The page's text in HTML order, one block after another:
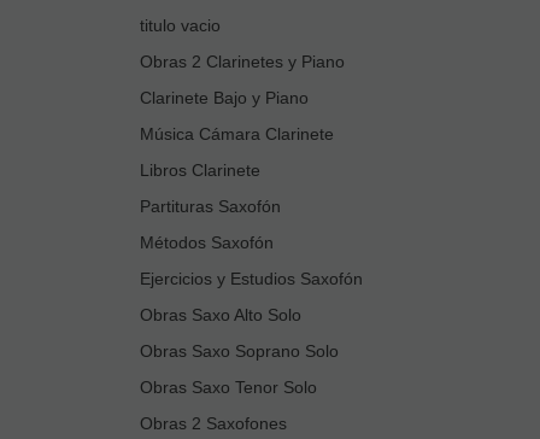
titulo vacio
Obras 2 Clarinetes y Piano
Clarinete Bajo y Piano
Música Cámara Clarinete
Libros Clarinete
Partituras Saxofón
Métodos Saxofón
Ejercicios y Estudios Saxofón
Obras Saxo Alto Solo
Obras Saxo Soprano Solo
Obras Saxo Tenor Solo
Obras 2 Saxofones